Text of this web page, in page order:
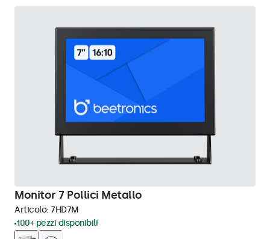
Monitor 7 Pollici Metallo
Articolo: 7HD7M
100+ pezzi disponibili